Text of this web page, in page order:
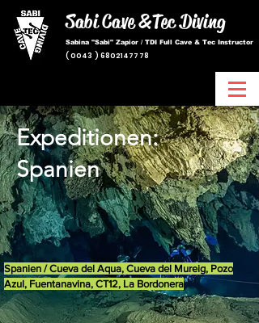
(0043 ) 6802147778
Sabi Cave &Tec Diving
Sabina "Sabi" Zapior / TDI Full Cave & Tec Instructor
Expeditionen:
Spanien
Spanien / Cueva del Aqua, Cueva del Mureig, Pozo
Azul, Fuentanavina, CT12, La Bordonera